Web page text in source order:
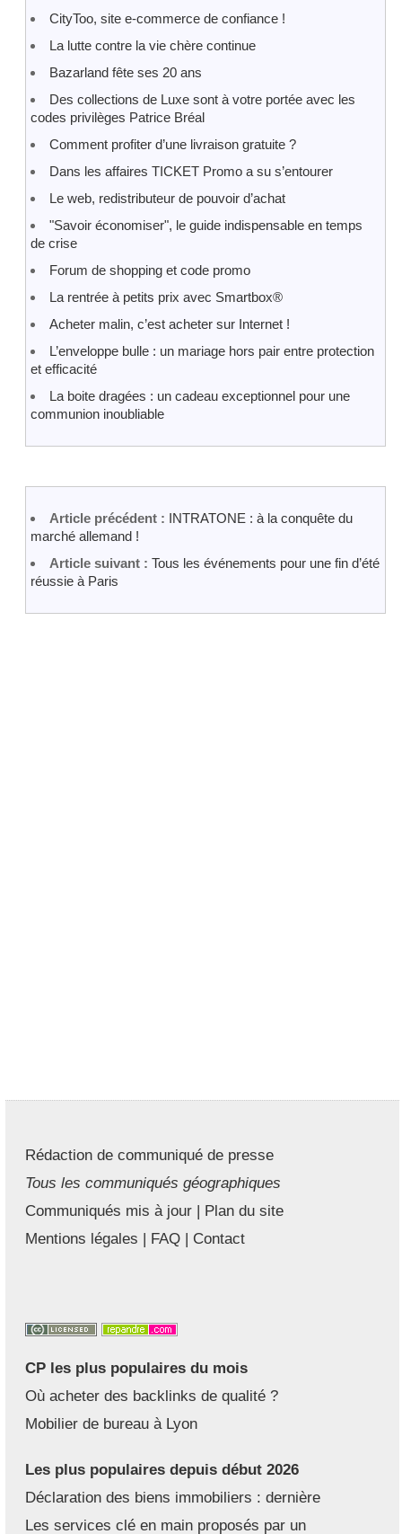
CityToo, site e-commerce de confiance !
La lutte contre la vie chère continue
Bazarland fête ses 20 ans
Des collections de Luxe sont à votre portée avec les
codes privilèges Patrice Bréal
Comment profiter d’une livraison gratuite ?
Dans les affaires TICKET Promo a su s’entourer
Le web, redistributeur de pouvoir d’achat
"Savoir économiser", le guide indispensable en temps
de crise
Forum de shopping et code promo
La rentrée à petits prix avec Smartbox®
Acheter malin, c’est acheter sur Internet !
L’enveloppe bulle : un mariage hors pair entre protection
et efficacité
La boite dragées : un cadeau exceptionnel pour une
communion inoubliable
Article précédent : INTRATONE : à la conquête du
marché allemand !
Article suivant : Tous les événements pour une fin d’été
réussie à Paris
Rédaction de communiqué de presse
Tous les communiqués géographiques
Communiqués mis à jour | Plan du site
Mentions légales | FAQ | Contact
CP les plus populaires du mois
Où acheter des backlinks de qualité ?
Mobilier de bureau à Lyon
Les plus populaires depuis début 2026
Déclaration des biens immobiliers : dernière
Les services clé en main proposés par un